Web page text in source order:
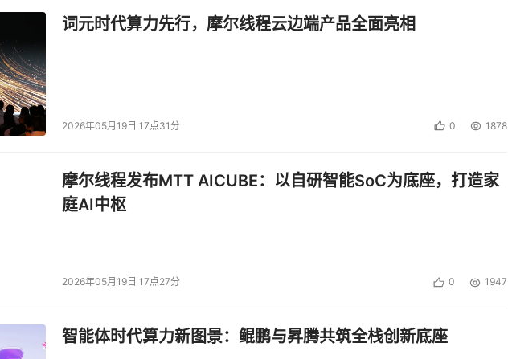
词元时代算力先行，摩尔线程云边端产品全面亮相
2026年05月19日 17点31分 0 1878
摩尔线程发布MTT AICUBE：以自研智能SoC为底座，打造家
庭AI中枢
2026年05月19日 17点27分 0 1947
智能体时代算力新图景：鲲鹏与昇腾共筑全栈创新底座